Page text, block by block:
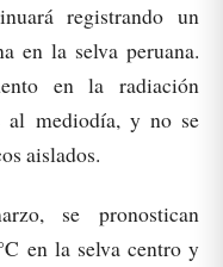
registrando un
en la selva peruana.
en la radiación
al mediodía, y no se
aislados.
se pronostican
en la selva centro y